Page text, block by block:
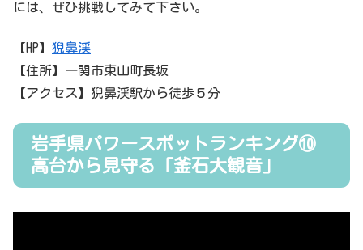
には、ぜひ挑戦してみて下さい。
【HP】 猊鼻渓
【住所】一関市東山町長坂
【アクセス】猊鼻渓駅から徒歩５分
岩手県パワースポットランキング⑩
高台から見守る「釜石大観音」